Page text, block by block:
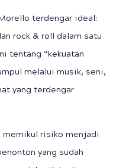
terdengar ideal:
rock & roll dalam satu
tentang “kekuatan
melalui musik, seni,
yang terdengar
memikul risiko menjadi
yang sudah